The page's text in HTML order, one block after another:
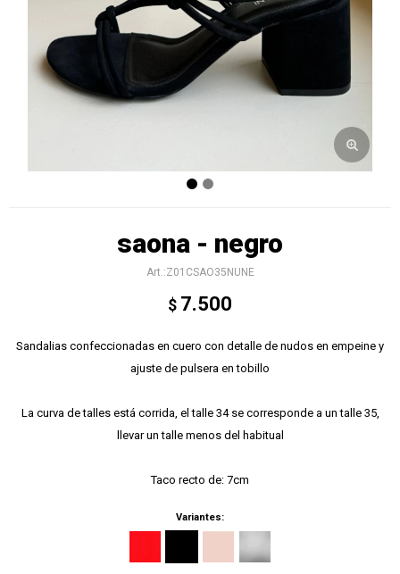
saona - negro
Z01CSAO35NUNE
$ 7.500
Sandalias confeccionadas en cuero con detalle de nudos en empeine y
ajuste de pulsera en tobillo
La curva de talles está corrida, el talle 34 se corresponde a un talle 35,
llevar un talle menos del habitual
Taco recto de: 7cm
Variantes: